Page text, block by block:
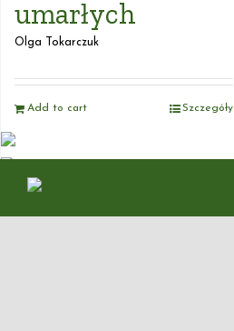
umarłych
Olga Tokarczuk
Add to cart Szczegóły